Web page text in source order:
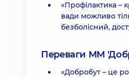
«Профілактика –
вади можливо
безболісний,
Переваги ММ
«Добробут – це